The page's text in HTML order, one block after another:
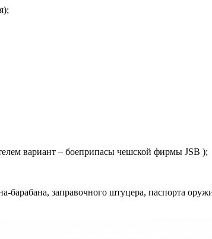
вариант – боеприпасы чешской фирмы JSB );
барабана, заправочного штуцера, паспорта